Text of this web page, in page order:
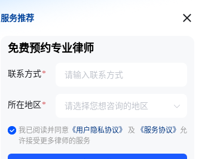
服务推荐
服务推荐
免费预约专业律师
联系方式
所在地区
我已阅读并同意 《用户隐私协议》 及 《服务协议》 允
许接受更多律师的服务